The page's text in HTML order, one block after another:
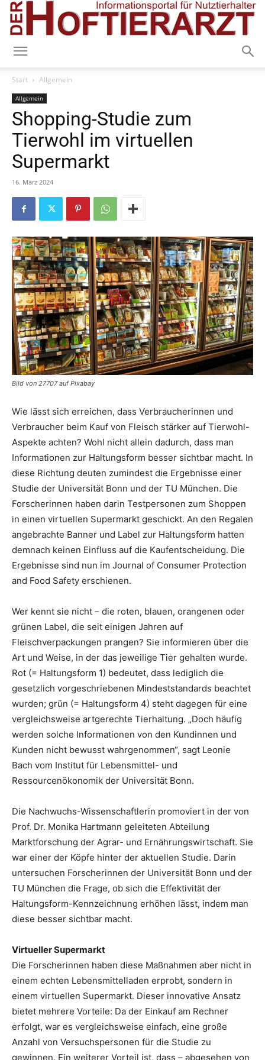
Start Allgemein
Allgemein
Shopping-Studie zum
Tierwohl im virtuellen
Supermarkt
16. März 2024
Bild von 27707 auf Pixabay
Wie lässt sich erreichen, dass Verbraucherinnen und
Verbraucher beim Kauf von Fleisch stärker auf Tierwohl-
Aspekte achten? Wohl nicht allein dadurch, dass man
Informationen zur Haltungsform besser sichtbar macht. In
diese Richtung deuten zumindest die Ergebnisse einer
Studie der Universität Bonn und der TU München. Die
Forscherinnen haben darin Testpersonen zum Shoppen
in einen virtuellen Supermarkt geschickt. An den Regalen
angebrachte Banner und Label zur Haltungsform hatten
demnach keinen Einfluss auf die Kaufentscheidung. Die
Ergebnisse sind nun im Journal of Consumer Protection
and Food Safety erschienen.
Wer kennt sie nicht – die roten, blauen, orangenen oder
grünen Label, die seit einigen Jahren auf
Fleischverpackungen prangen? Sie informieren über die
Art und Weise, in der das jeweilige Tier gehalten wurde.
Rot (= Haltungsform 1) bedeutet, dass lediglich die
gesetzlich vorgeschriebenen Mindeststandards beachtet
wurden; grün (= Haltungsform 4) steht dagegen für eine
vergleichsweise artgerechte Tierhaltung. „Doch häufig
werden solche Informationen von den Kundinnen und
Kunden nicht bewusst wahrgenommen“, sagt Leonie
Bach vom Institut für Lebensmittel- und
Ressourcenökonomik der Universität Bonn.
Die Nachwuchs-Wissenschaftlerin promoviert in der von
Prof. Dr. Monika Hartmann geleiteten Abteilung
Marktforschung der Agrar- und Ernährungswirtschaft. Sie
war einer der Köpfe hinter der aktuellen Studie. Darin
untersuchen Forscherinnen der Universität Bonn und der
TU München die Frage, ob sich die Effektivität der
Haltungsform-Kennzeichnung erhöhen lässt, indem man
diese besser sichtbar macht.
Virtueller Supermarkt
Die Forscherinnen haben diese Maßnahmen aber nicht in
einem echten Lebensmittelladen erprobt, sondern in
einem virtuellen Supermarkt. Dieser innovative Ansatz
bietet mehrere Vorteile: Da der Einkauf am Rechner
erfolgt, war es vergleichsweise einfach, eine große
Anzahl von Versuchspersonen für die Studie zu
gewinnen. Ein weiterer Vorteil ist, dass – abgesehen von